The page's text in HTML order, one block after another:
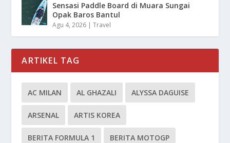
Sensasi Paddle Board di Muara Sungai
Opak Baros Bantul
Agu 4, 2026 |Travel
ARTIKEL TAG
AC MILAN AL GHAZALI ALYSSA DAGUISE
ARSENAL ARTIS KOREA
BERITA FORMULA 1 BERITA MOTOGP